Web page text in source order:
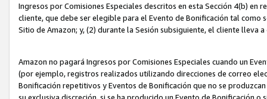
Ingresos por Comisiones Especiales descritos en esta Sección 4(b) en
cliente, que debe ser elegible para el Evento de Bonificación tal como
Sitio de Amazon; y, (2) durante la Sesión subsiguiente, el cliente lleva
Amazon no pagará Ingresos por Comisiones Especiales cuando un
(por ejemplo, registros realizados utilizando direcciones de correo
Bonificación repetitivos y Eventos de Bonificación que no se
su exclusiva discreción, si se ha producido un Evento de Bonificación